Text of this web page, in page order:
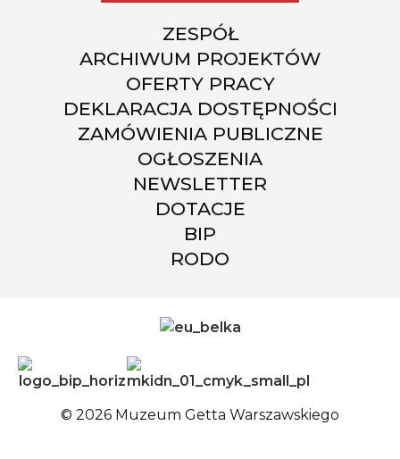
ZESPÓŁ
ARCHIWUM PROJEKTÓW
OFERTY PRACY
DEKLARACJA DOSTĘPNOŚCI
ZAMÓWIENIA PUBLICZNE
OGŁOSZENIA
NEWSLETTER
DOTACJE
BIP
RODO
© 2026 Muzeum Getta Warszawskiego